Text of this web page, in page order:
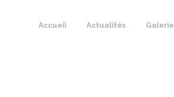
Accueil Actualités Galerie